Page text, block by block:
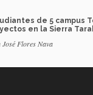
de 5 campus
en la Sierra
José Flores Nava